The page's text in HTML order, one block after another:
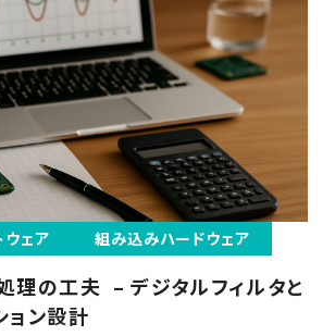
ェア 組み込みハードウェア
理の工夫 – デジタルフィルタと
ョン設計